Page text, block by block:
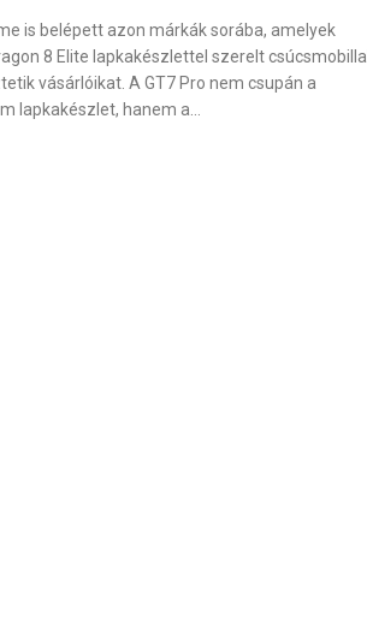
is belépett azon márkák sorába, amelyek
8 Elite lapkakészlettel szerelt csúcsmobillal
vásárlóikat. A GT7 Pro nem csupán a
lapkakészlet, hanem a…